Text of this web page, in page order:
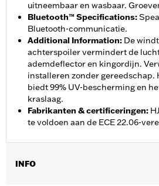
uitneembaar en wasbaar.
Bluetooth™ Specifications:
Bluetooth-communicatie.
Additional Information: De
achterspoiler vermindert de
ademdeflector en kingordijn.
installeren zonder gereedschap.
biedt 99% UV-bescherming en
kraslaag.
Fabrikanten & certificeringen:
te voldoen aan de ECE 22.06-
INFO